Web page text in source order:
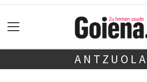
ANTZUOLA